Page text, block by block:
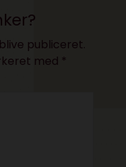
publiceret.
med *